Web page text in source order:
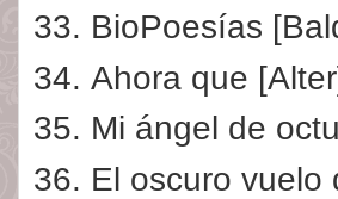
BioPoesías
Ahora que
Mi ángel de
El oscuro vuelo